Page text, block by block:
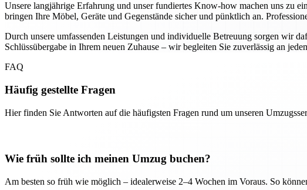
Unsere langjährige Erfahrung und unser fundiertes Know-how machen uns zu
bringen Ihre Möbel, Geräte und Gegenstände sicher und pünktlich an.
Durch unsere umfassenden Leistungen und individuelle Betreuung sorgen wir
Schlüssübergabe in Ihrem neuen Zuhause – wir begleiten Sie zuverlässig an
FAQ
Häufig gestellte Fragen
Hier finden Sie Antworten auf die häufigsten Fragen rund um unseren
Wie früh sollte ich meinen Umzug buchen?
Am besten so früh wie möglich – idealerweise 2–4 Wochen im Voraus. So